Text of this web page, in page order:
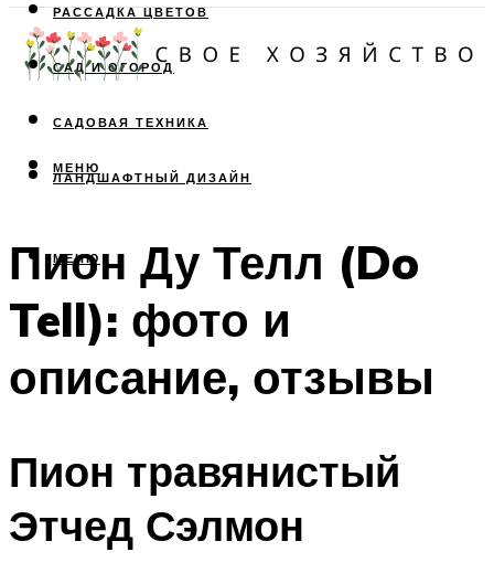
РАССАДКА ЦВЕТОВ
САД И ОГОРОД
САДОВАЯ ТЕХНИКА
ЛАНДШАФТНЫЙ ДИЗАЙН
МЕНЮ
МЕНЮ
Пион Ду Телл (Do
Tell): фото и
описание, отзывы
Пион травянистый
Этчед Сэлмон